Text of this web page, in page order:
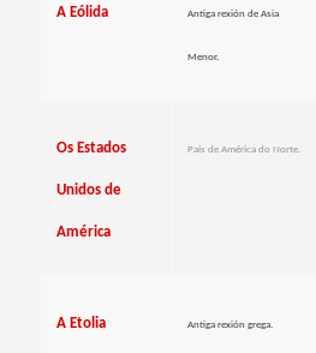
A Eólida Antiga rexión de Asia
Menor.
Os Estados
Unidos de
América
País de América do Norte.
A Etolia Antiga rexión grega.